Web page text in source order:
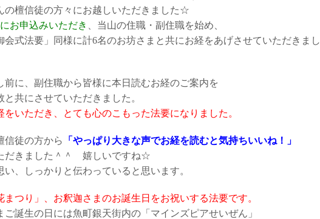
の檀信徒の方々にお越しいただきました☆
お申込みいただき
、当山の住職・副住職を始め、
会式法要」同様に計6名のお坊さまと共にお経をあげさせていただきまし
前に、副住職から皆様に本日読むお経のご案内を
と共にさせていただきました。
をいただき、とても心のこもった法要になりました。
信徒の方から
「やっぱり大きな声でお経を読むと気持ちいいね！」
だきました＾＾ 嬉しいですね☆
い、しっかりと伝わっていると思います。
まつり」、お釈迦さまのお誕生日をお祝いする法要です。
ご誕生の日には魚町銀天街内の「マインズピアせいぜん」